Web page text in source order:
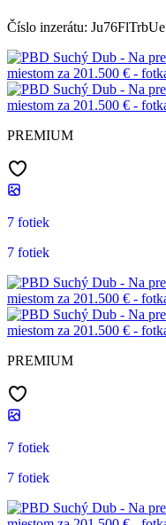
Číslo inzerátu: Ju76FlTrbUe
PREMIUM
7 fotiek
7 fotiek
PREMIUM
7 fotiek
7 fotiek